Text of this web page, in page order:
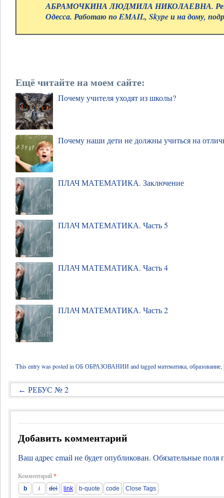
АБРАМОЧКИНА ЛЮДМИЛА НИКОЛАЕВНА.
Одесса. Работаю по EMAIL, Skype и на дому,
Ещё читайте на моем сайте:
Почему учителя уходят из школы?
Почему наши дети не должны учиться на
ПЛАЧ МАТЕМАТИКА. Заключение
ПЛАЧ МАТЕМАТИКА. Часть 5
ПЛАЧ МАТЕМАТИКА. Часть 4
ПЛАЧ МАТЕМАТИКА. Часть 2
This entry was posted inОБ ОБРАЗОВАНИИand taggedматематика,образование,
← РЕБУС № 2
Добавить комментарий
Ваш адрес email не будет опубликован. Обязательные
Комментарий*